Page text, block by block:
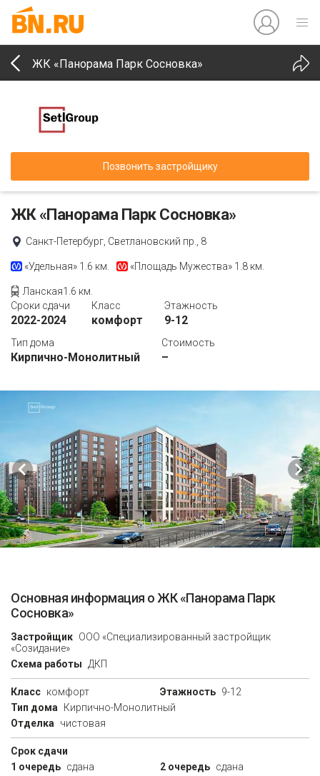
ЖК «Панорама Парк Сосновка»
Позвонить застройщику
ЖК «Панорама Парк Сосновка»
Санкт-Петербург, Светлановский пр., 8
«Удельная» 1.6 км. «Площадь Мужества» 1.8 км.
Ланская1.6 км.
Сроки сдачи
2022-2024
Класс
комфорт
Этажность
9-12
Тип дома
Кирпично-Монолитный
Стоимость
–
Основная информация о ЖК «Панорама Парк
Сосновка»
Застройщик ООО «Специализированный застройщик
«Созидание»
Схема работы
ДКП
Класс комфорт Этажность 9-12
Тип дома
Кирпично-Монолитный
Отделка
чистовая
Срок сдачи
1 очередь сдана 2 очередь сдана